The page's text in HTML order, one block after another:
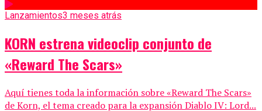
Lanzamientos3 meses atrás
KORN estrena videoclip conjunto de
«Reward The Scars»
Aquí tienes toda la información sobre «Reward The Scars»
de Korn, el tema creado para la expansión Diablo IV: Lord...